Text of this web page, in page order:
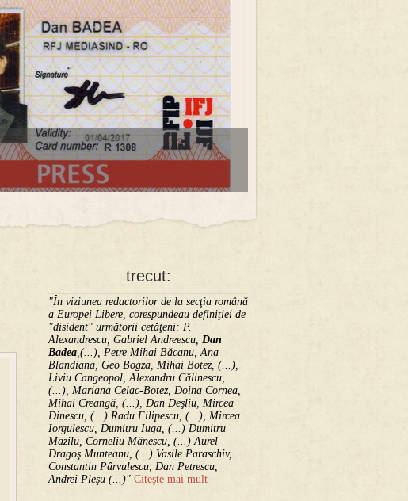
trecut:
"În viziunea redactorilor de la secţia română
a Europei Libere, corespundeau definiţiei de
"disident" următorii ce­tă­ţeni: P.
Alexandrescu, Gabriel Andreescu, Dan
Badea,(...), Petre Mihai Băcanu, Ana
Blandiana, Geo Bogza, Mihai Botez, (...),
Liviu Cangeopol, Alexandru Călinescu,
(...), Mariana Celac-Botez, Doina Cornea,
Mihai Creangă, (...), Dan Deşliu, Mircea
Dinescu, (...) Radu Filipescu, (...), Mircea
Iorgulescu, Dumitru Iuga, (...) Dumitru
Mazilu, Corneliu Mănescu, (...) Aurel
Dragoş Munteanu, (...) Vasile Paraschiv,
Constantin Pârvulescu, Dan Petrescu,
Andrei Pleşu (...)" Citeşte mai mult